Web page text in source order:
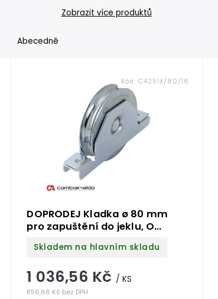
Zobrazit více produktů
Abecedně
DOPRODEJ Kladka ø 80 mm
pro zapuštění do jeklu, O
nerezová / AISI304
Skladem na hlavním skladu
856,66 Kč bez DPH
1 036,56 Kč/ KS
Kód: C425IX/80/16